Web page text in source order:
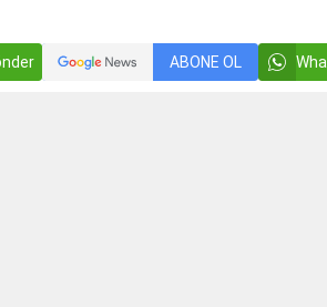
ABONE OL